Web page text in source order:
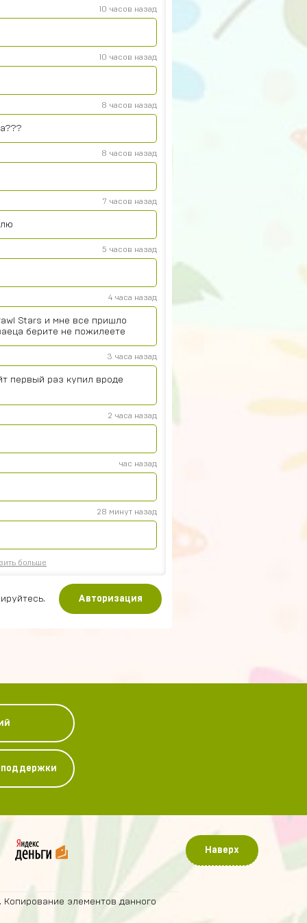
10 часов назад
10 часов назад
8 часов назад
8 часов назад
7 часов назад
5 часов назад
4 часа назад
Stars и мне все пришло
берите не пожилеете
3 часа назад
первый раз купил вроде
2 часа назад
час назад
28 минут назад
больше
Авторизация
поддержки
Наверх
элементов данного